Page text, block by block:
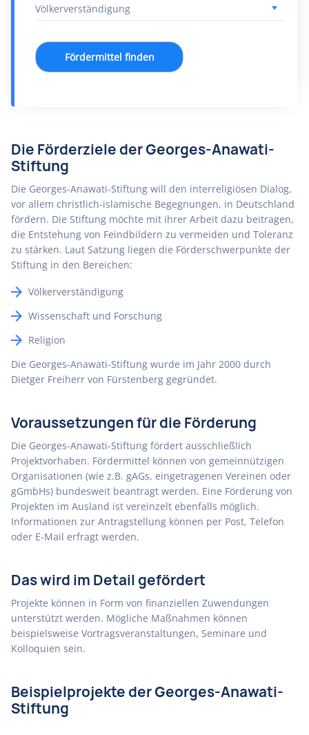
Fördermittel finden
Die Förderziele der Georges-Anawati-
Stiftung
Die Georges-Anawati-Stiftung will den interreligiösen Dialog,
vor allem christlich-islamische Begegnungen, in Deutschland
fördern. Die Stiftung möchte mit ihrer Arbeit dazu beitragen,
die Entstehung von Feindbildern zu vermeiden und Toleranz
zu stärken. Laut Satzung liegen die Förderschwerpunkte der
Stiftung in den Bereichen:
Völkerverständigung
Wissenschaft und Forschung
Religion
Die Georges-Anawati-Stiftung wurde im Jahr 2000 durch
Dietger Freiherr von Fürstenberg gegründet.
Voraussetzungen für die Förderung
Die Georges-Anawati-Stiftung fördert ausschließlich
Projektvorhaben. Fördermittel können von gemeinnützigen
Organisationen (wie z.B. gAGs, eingetragenen Vereinen oder
gGmbHs) bundesweit beantragt werden. Eine Förderung von
Projekten im Ausland ist vereinzelt ebenfalls möglich.
Informationen zur Antragstellung können per Post, Telefon
oder E-Mail erfragt werden.
Das wird im Detail gefördert
Projekte können in Form von finanziellen Zuwendungen
unterstützt werden. Mögliche Maßnahmen können
beispielsweise Vortragsveranstaltungen, Seminare und
Kolloquien sein.
Beispielprojekte der Georges-Anawati-
Stiftung